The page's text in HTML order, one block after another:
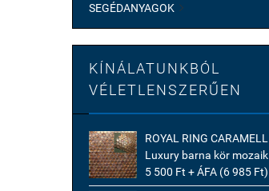
SEGÉDANYAGOK 
KÍNÁLATUNKBÓL
VÉLETLENSZERŰEN
ROYAL RING CARAMELL
Luxury barna kör mozaik
5 500 Ft + ÁFA (6 985 Ft)